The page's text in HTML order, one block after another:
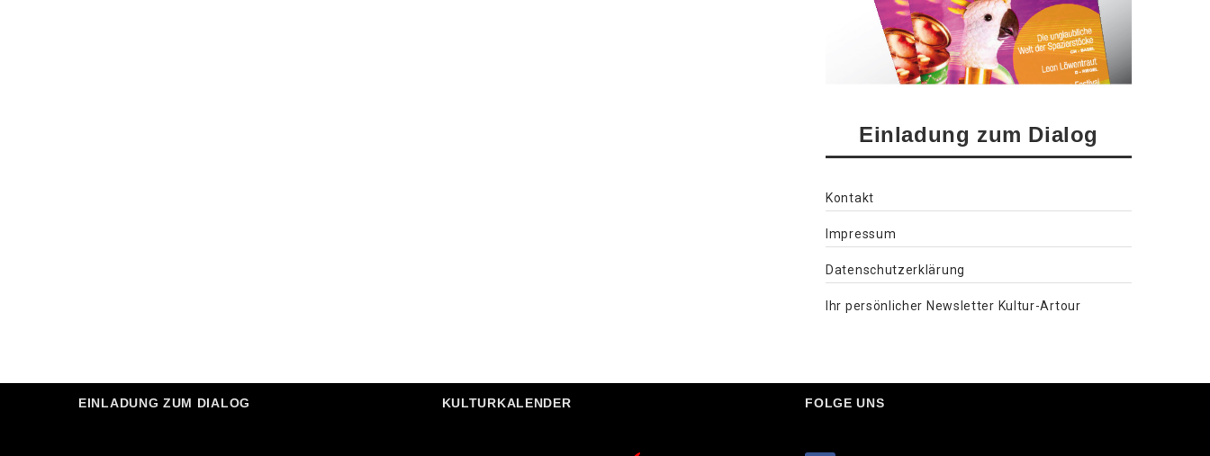
Einladung zum Dialog
Kontakt
Impressum
Datenschutzerklärung
Ihr persönlicher Newsletter Kultur-Artour
EINLADUNG ZUM DIALOG KULTURKALENDER FOLGE UNS